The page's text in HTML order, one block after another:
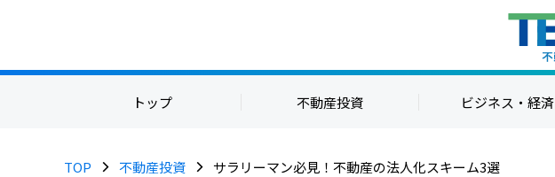
トップ 不動産投資 ビジネス・経済
TOP 不動産投資 サラリーマン必見！不動産の法人化スキーム3選